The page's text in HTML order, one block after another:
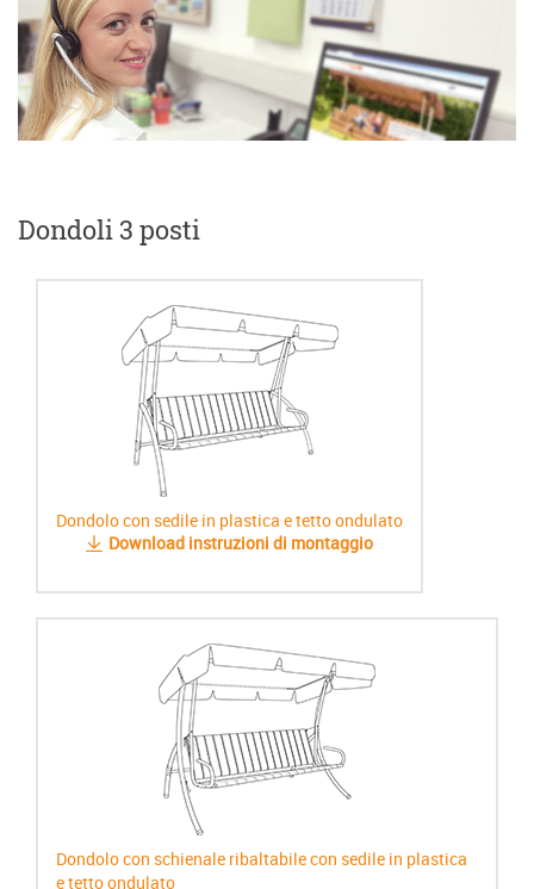
Dondoli 3 posti
Dondolo con sedile in plastica e tetto ondulato
Download instruzioni di montaggio
Dondolo con schienale ribaltabile con sedile in plastica
e tetto ondulato